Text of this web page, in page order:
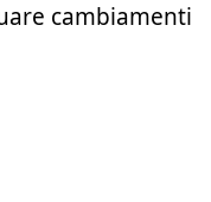
cambiamenti